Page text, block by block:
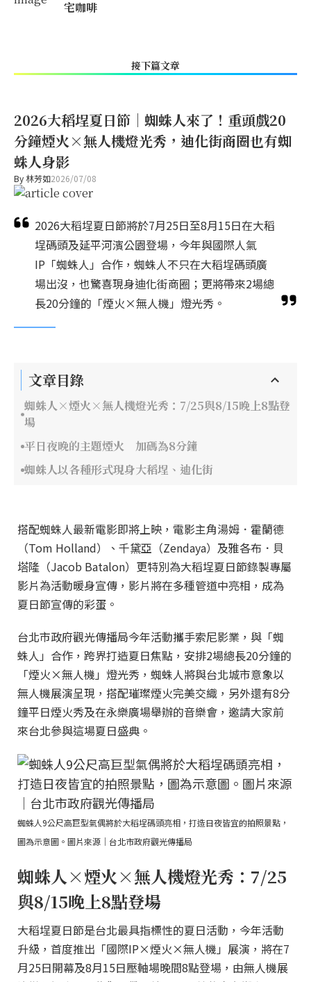
宅咖啡
接下篇文章
2026大稻埕夏日節｜蜘蛛人來了！重頭戲20
分鐘煙火×無人機燈光秀，迪化街商圈也有蜘
蛛人身影
By林芳如2026/07/08
2026大稻埕夏日節將於7月25日至8月15日在大稻
埕碼頭及延平河濱公園登場，今年與國際人氣
IP「蜘蛛人」合作，蜘蛛人不只在大稻埕碼頭廣
場出沒，也驚喜現身迪化街商圈；更將帶來2場總
長20分鐘的「煙火×無人機」燈光秀。
文章目錄
蜘蛛人×煙火×無人機燈光秀：7/25與8/15晚上8點登
場
平日夜晚的主題煙火 加碼為8分鐘
蜘蛛人以各種形式現身大稻埕、迪化街
搭配蜘蛛人最新電影即將上映，電影主角湯姆．霍蘭德
（Tom Holland）、千黛亞（Zendaya）及雅各布．貝
塔隆（Jacob Batalon）更特別為大稻埕夏日節錄製專屬
影片為活動暖身宣傳，影片將在多種管道中亮相，成為
夏日節宣傳的彩蛋。
台北市政府觀光傳播局今年活動攜手索尼影業，與「蜘
蛛人」合作，跨界打造夏日焦點，安排2場總長20分鐘的
「煙火×無人機」燈光秀，蜘蛛人將與台北城市意象以
無人機展演呈現，搭配璀璨煙火完美交織，另外還有8分
鐘平日煙火秀及在永樂廣場舉辦的音樂會，邀請大家前
來台北參與這場夏日盛典。
蜘蛛人9公尺高巨型氣偶將於大稻埕碼頭亮相，打造日夜皆宜的拍照景點，
圖為示意圖。圖片來源｜台北市政府觀光傳播局
蜘蛛人×煙火×無人機燈光秀：7/25
與8/15晚上8點登場
大稻埕夏日節是台北最具指標性的夏日活動，今年活動
升級，首度推出「國際IP×煙火×無人機」展演，將在7
月25日開幕及8月15日壓軸場晚間8點登場，由無人機展